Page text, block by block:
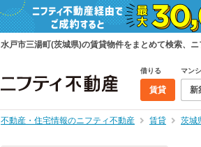
水戸市三湯町(茨城県)の賃貸物件をまとめて検索、
借りる
賃貸
マン
新
不動産・住宅情報のニフティ不動産 賃貸 茨城